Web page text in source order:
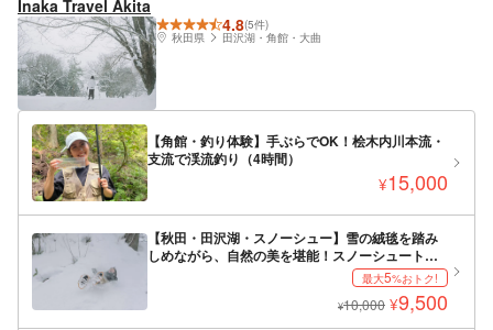
Inaka Travel Akita
4.8(5件)
秋田県
田沢湖・角館・大曲
【角館・釣り体験】手ぶらでOK！桧木内川本流・
支流で渓流釣り（4時間）
¥15,000
【秋田・田沢湖・スノーシュー】雪の絨毯を踏み
しめながら、自然の美を堪能！スノーシュートレ
最大5%おトク!
¥10,000 ¥9,500